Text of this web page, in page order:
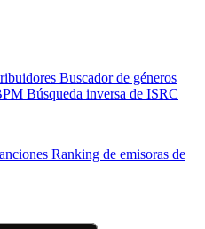
Buscador de géneros
Búsqueda inversa de ISRC
Ranking de emisoras de